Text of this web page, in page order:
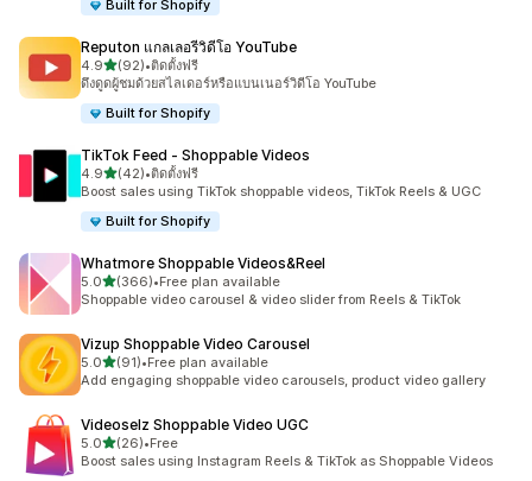
Built for Shopify
Reputon แกลเลอรีวิดีโอ YouTube
4.9เต็ม 5 ดาว
(92)
ทั้งหมด 92 รีวิว
•ติดตั้งฟรี
ดึงดูดผู้ชมด้วยสไลเดอร์หรือแบนเนอร์วิดีโอ YouTube
Built for Shopify
TikTok Feed ‑ Shoppable Videos
4.9เต็ม 5 ดาว
(42)
ทั้งหมด 42 รีวิว
•ติดตั้งฟรี
Boost sales using TikTok shoppable videos, TikTok Reels & UGC
Built for Shopify
Whatmore Shoppable Videos&Reel
5.0เต็ม 5 ดาว
(366)
ทั้งหมด 366 รีวิว
•Free plan available
Shoppable video carousel & video slider from Reels & TikTok
Vizup Shoppable Video Carousel
5.0เต็ม 5 ดาว
(91)
ทั้งหมด 91 รีวิว
•Free plan available
Add engaging shoppable video carousels, product video gallery
Videoselz Shoppable Video UGC
5.0เต็ม 5 ดาว
(26)
ทั้งหมด 26 รีวิว
•Free
Boost sales using Instagram Reels & TikTok as Shoppable Videos